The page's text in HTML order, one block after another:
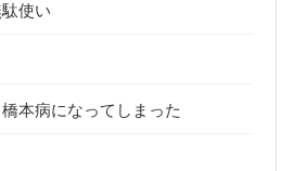
使い
本病になってしまった